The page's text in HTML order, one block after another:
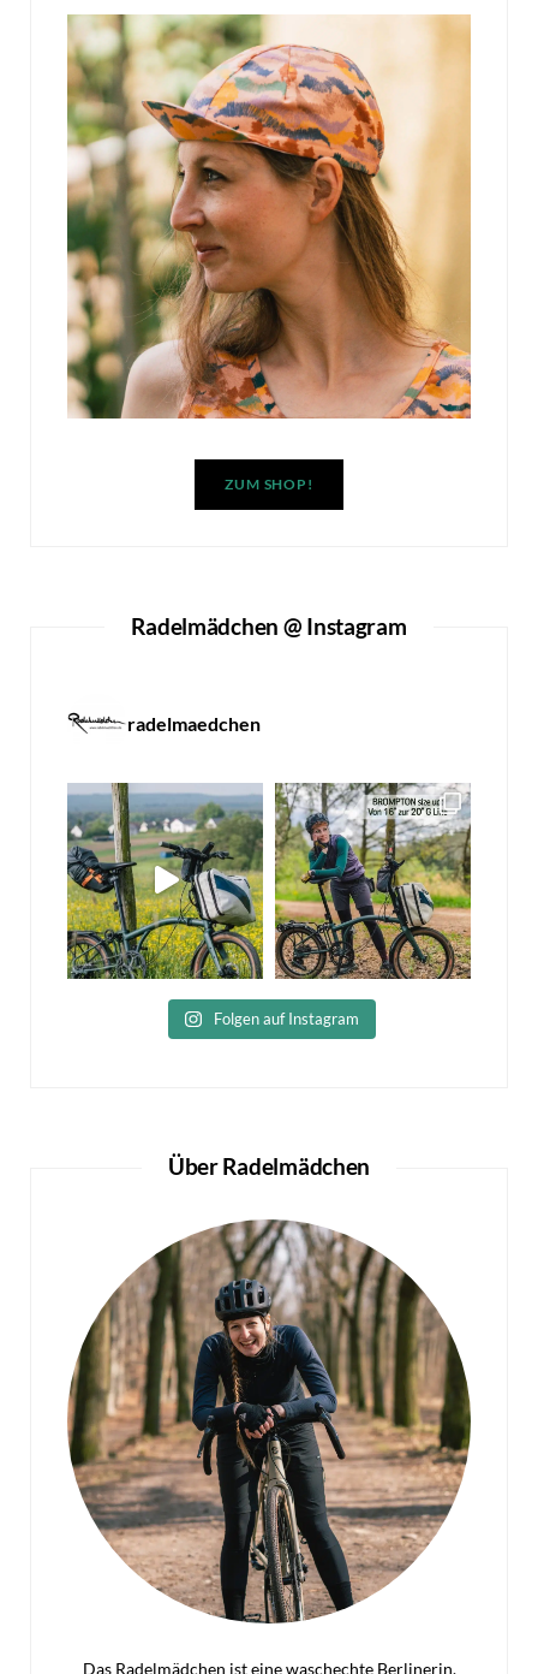
ZUM SHOP!
Radelmädchen @ Instagram
radelmaedchen
Folgen auf Instagram
Über Radelmädchen
Das Radelmädchen ist eine waschechte Berlinerin.